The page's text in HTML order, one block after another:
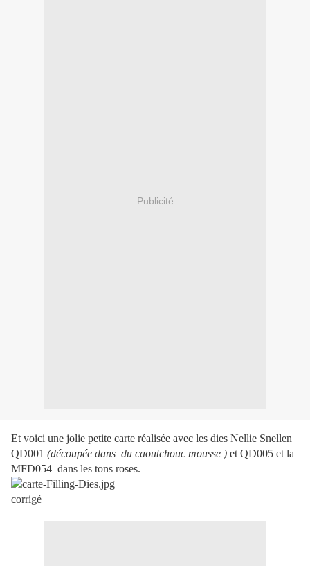
Publicité
Et voici une jolie petite carte réalisée avec les dies Nellie Snellen
QD001 (découpée dans du caoutchouc mousse ) et QD005 et la
MFD054 dans les tons roses.
corrigé